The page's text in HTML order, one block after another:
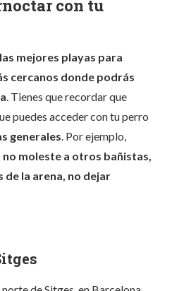
con tu
las mejores playas para
cercanos donde podrás
. Tienes que recordar que
puedes acceder con tu perro
generales . Por ejemplo,
moleste a otros bañistas,
la arena, no dejar